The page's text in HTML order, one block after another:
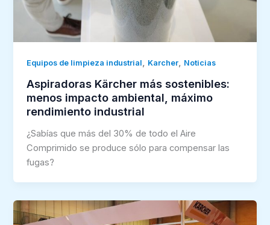
Equipos de limpieza industrial, Karcher, Noticias
Aspiradoras Kärcher más sostenibles:
menos impacto ambiental, máximo
rendimiento industrial
¿Sabías que más del 30% de todo el Aire
Comprimido se produce sólo para compensar las
fugas?